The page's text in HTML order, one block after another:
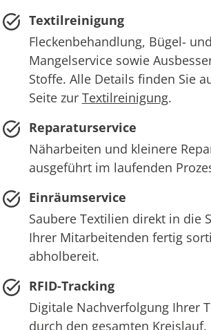
Textilreinigung
Fleckenbehandlung, Bügel- und
Mangelservice sowie
Stoffe. Alle Details finden Sie
Seite zur Textilreinigung.
Reparaturservice
Näharbeiten und kleinere
ausgeführt im laufenden
Einräumservice
Saubere Textilien direkt in die
Ihrer Mitarbeitenden fertig
abholbereit.
RFID-Tracking
Digitale Nachverfolgung Ihrer
durch den gesamten Kreislauf.